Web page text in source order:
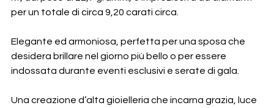
per un totale di circa 9,20 carati circa.
Elegante ed armoniosa, perfetta per una sposa che
desidera brillare nel giorno più bello o per essere
indossata durante eventi esclusivi e serate di gala.
Una creazione d’alta gioielleria che incarna grazia, luce